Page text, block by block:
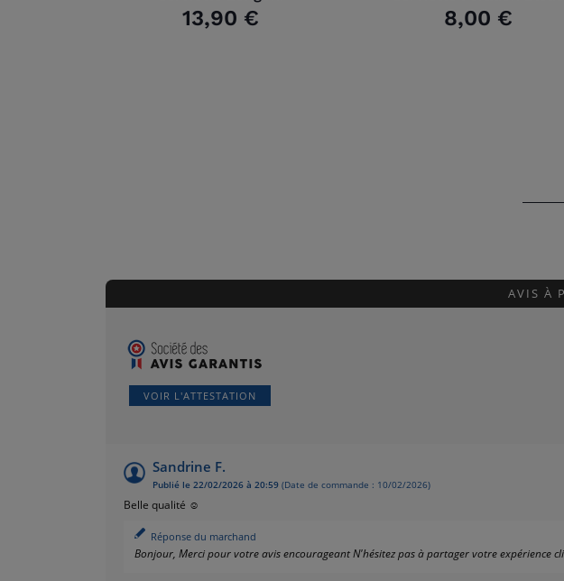
13,90 € 8,00 €
AVIS À
VOIR L'ATTESTATION
Sandrine F.
Publié le 22/02/2026 à 20:59 (Date de commande : 10/02/2026)
Belle qualité ☺️
Réponse du marchand
Bonjour, Merci pour votre avis encourageant N'hésitez pas à partager votre expérience